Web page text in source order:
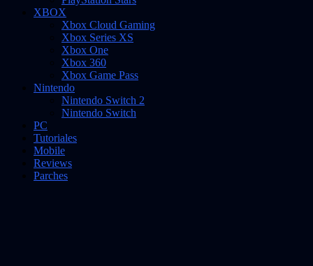
XBOX
Xbox Cloud Gaming
Xbox Series XS
Xbox One
Xbox 360
Xbox Game Pass
Nintendo
Nintendo Switch 2
Nintendo Switch
PC
Tutoriales
Mobile
Reviews
Parches